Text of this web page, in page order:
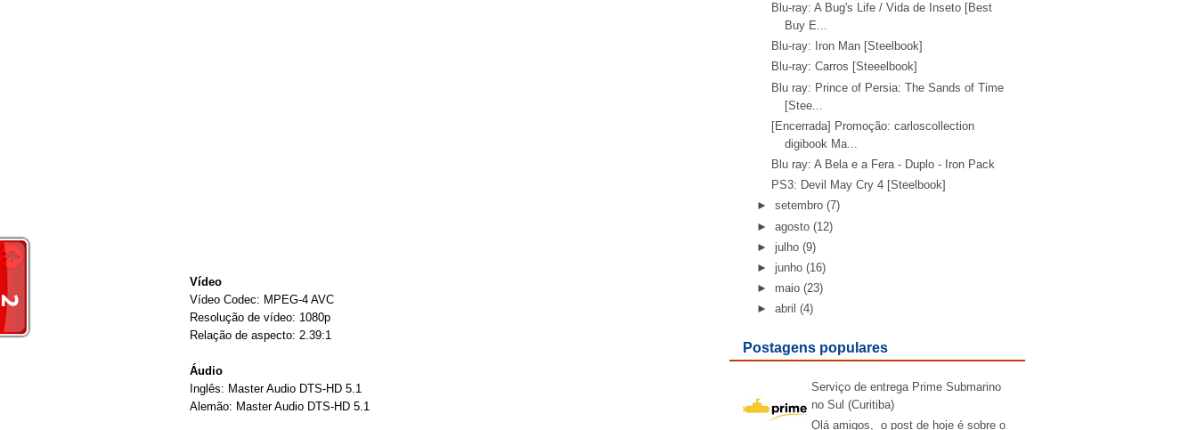
Vídeo
Vídeo Codec: MPEG-4 AVC
Resolução de vídeo: 1080p
Relação de aspecto: 2.39:1
Áudio
Inglês: Master Audio DTS-HD 5.1
Alemão: Master Audio DTS-HD 5.1
Blu-ray: A Bug's Life / Vida de Inseto [Best
Buy E...
Blu-ray: Iron Man [Steelbook]
Blu-ray: Carros [Steeelbook]
Blu ray: Prince of Persia: The Sands of Time
[Stee...
[Encerrada] Promoção: carloscollection
digibook Ma...
Blu ray: A Bela e a Fera - Duplo - Iron Pack
PS3: Devil May Cry 4 [Steelbook]
►setembro (7)
►agosto (12)
► julho (9)
► junho (16)
► maio (23)
►abril (4)
Postagens populares
Serviço de entrega Prime Submarino
no Sul (Curitiba)
Olá amigos, o post de hoje é sobre o